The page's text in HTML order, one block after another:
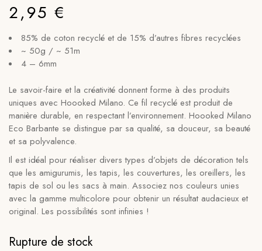
2,95 €
85% de coton recyclé et de 15% d’autres fibres recyclées
~ 50g / ~ 51m
4 – 6mm
Le savoir-faire et la créativité donnent forme à des produits
uniques avec Hoooked Milano. Ce fil recyclé est produit de
manière durable, en respectant l’environnement. Hoooked Milano
Eco Barbante se distingue par sa qualité, sa douceur, sa beauté
et sa polyvalence.
Il est idéal pour réaliser divers types d’objets de décoration tels
que les amigurumis, les tapis, les couvertures, les oreillers, les
tapis de sol ou les sacs à main. Associez nos couleurs unies
avec la gamme multicolore pour obtenir un résultat audacieux et
original. Les possibilités sont infinies !
Rupture de stock